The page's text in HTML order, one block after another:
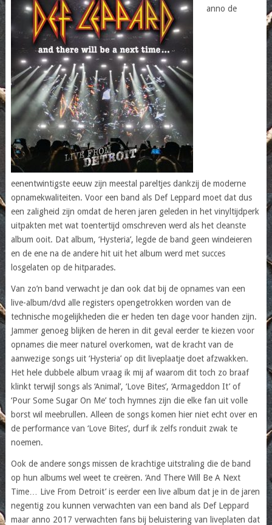
anno de
eenentwintigste eeuw zijn meestal pareltjes dankzij de moderne
opnamekwaliteiten. Voor een band als Def Leppard moet dat dus
een zaligheid zijn omdat de heren jaren geleden in het vinyltijdperk
uitpakten met wat toentertijd omschreven werd als het cleanste
album ooit. Dat album, ‘Hysteria’, legde de band geen windeieren
en de ene na de andere hit uit het album werd met succes
losgelaten op de hitparades.
Van zo’n band verwacht je dan ook dat bij de opnames van een
live-album/dvd alle registers opengetrokken worden van de
technische mogelijkheden die er heden ten dage voor handen zijn.
Jammer genoeg blijken de heren in dit geval eerder te kiezen voor
opnames die meer naturel overkomen, wat de kracht van de
aanwezige songs uit ‘Hysteria’ op dit liveplaatje doet afzwakken.
Het hele dubbele album vraag ik mij af waarom dit toch zo braaf
klinkt terwijl songs als ‘Animal’, ‘Love Bites’, ‘Armageddon It’ of
‘Pour Some Sugar On Me’ toch hymnes zijn die elke fan uit volle
borst wil meebrullen. Alleen de songs komen hier niet echt over en
de performance van ‘Love Bites’, durf ik zelfs ronduit zwak te
noemen.
Ook de andere songs missen de krachtige uitstraling die de band
op hun albums wel weet te creëren. ‘And There Will Be A Next
Time… Live From Detroit’ is eerder een live album dat je in de jaren
negentig zou kunnen verwachten van een band als Def Leppard
maar anno 2017 verwachten fans bij beluistering van liveplaten dat